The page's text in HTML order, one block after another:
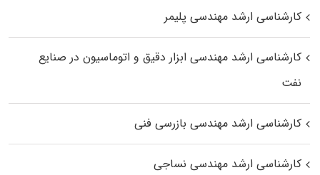
کارشناسی ارشد مهندسی پلیمر
کارشناسی ارشد مهندسی ابزار دقیق و اتوماسیون در صنایع
نفت
کارشناسی ارشد مهندسی بازرسی فنی
کارشناسی ارشد مهندسی نساجی